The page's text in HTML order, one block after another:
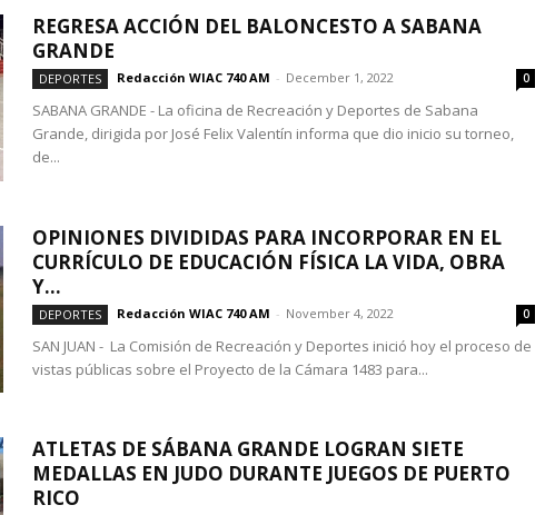
REGRESA ACCIÓN DEL BALONCESTO A SABANA
GRANDE
DEPORTES Redacción WIAC 740 AM - December 1, 2022 0
SABANA GRANDE - La oficina de Recreación y Deportes de Sabana
Grande, dirigida por José Felix Valentín informa que dio inicio su torneo,
de...
OPINIONES DIVIDIDAS PARA INCORPORAR EN EL
CURRÍCULO DE EDUCACIÓN FÍSICA LA VIDA, OBRA
Y...
DEPORTES Redacción WIAC 740 AM - November 4, 2022 0
SAN JUAN - La Comisión de Recreación y Deportes inició hoy el proceso de
vistas públicas sobre el Proyecto de la Cámara 1483 para...
ATLETAS DE SÁBANA GRANDE LOGRAN SIETE
MEDALLAS EN JUDO DURANTE JUEGOS DE PUERTO
RICO